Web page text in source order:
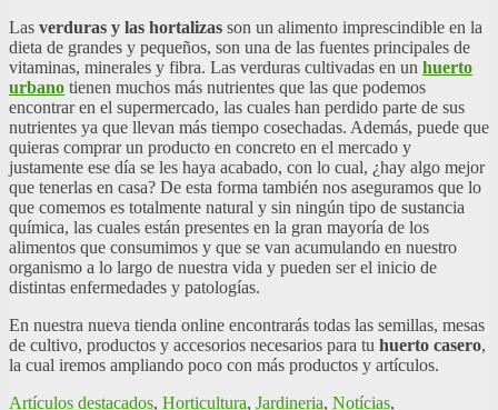
Las verduras y las hortalizas son un alimento imprescindible en la
dieta de grandes y pequeños, son una de las fuentes principales de
vitaminas, minerales y fibra. Las verduras cultivadas en un huerto
urbano tienen muchos más nutrientes que las que podemos
encontrar en el supermercado, las cuales han perdido parte de sus
nutrientes ya que llevan más tiempo cosechadas. Además, puede que
quieras comprar un producto en concreto en el mercado y
justamente ese día se les haya acabado, con lo cual, ¿hay algo mejor
que tenerlas en casa? De esta forma también nos aseguramos que lo
que comemos es totalmente natural y sin ningún tipo de sustancia
química, las cuales están presentes en la gran mayoría de los
alimentos que consumimos y que se van acumulando en nuestro
organismo a lo largo de nuestra vida y pueden ser el inicio de
distintas enfermedades y patologías.
En nuestra nueva tienda online encontrarás todas las semillas, mesas
de cultivo, productos y accesorios necesarios para tu huerto casero,
la cual iremos ampliando poco con más productos y artículos.
Artículos destacados, Horticultura, Jardineria, Notícias,